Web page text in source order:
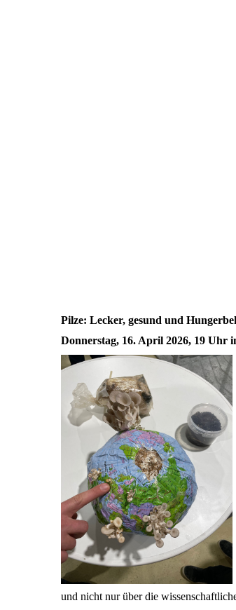
Pilze: Lecker, gesund und
Donnerstag, 16. April 2026, 19 Uhr
und nicht nur über die